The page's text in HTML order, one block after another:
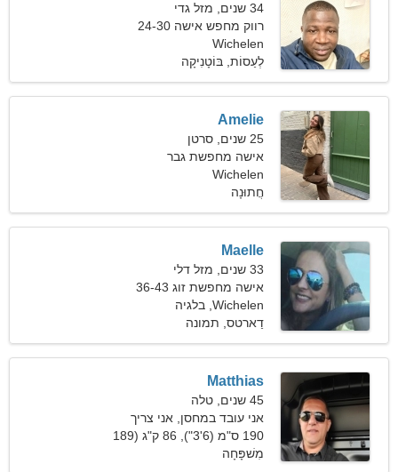
34 שנים, מזל גדי
רווק מחפש אישה 24-30
Wichelen
לְעַסוֹת, בּוֹטָנִיקָה
Amelie
25 שנים, סרטן
אישה מחפשת גבר
Wichelen
חֲתוּנָה
Maelle
33 שנים, מזל דלי
אישה מחפשת זוג 36-43
Wichelen, בלגיה
דַארטס, תמונה
Matthias
45 שנים, טלה
אני עובד במחסן, אני צריך
אישה אנרגטית
190 ס"מ (6'3"), 86 ק"ג (189
פאונד)
מִשׁפָּחָה